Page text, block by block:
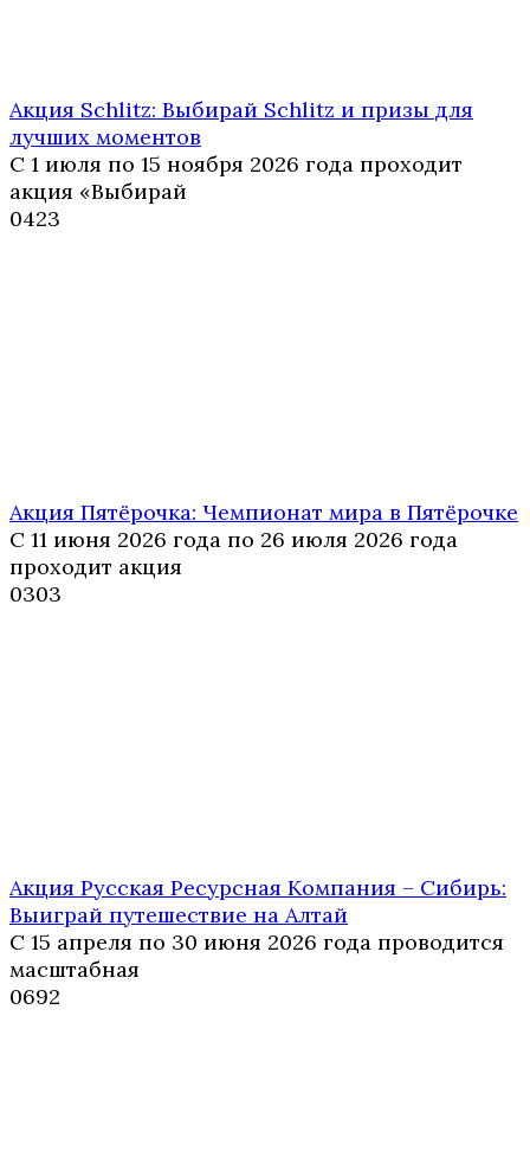
Акция Schlitz: Выбирай Schlitz и призы для
лучших моментов
С 1 июля по 15 ноября 2026 года проходит
акция «Выбирай
0423
Акция Пятёрочка: Чемпионат мира в Пятёрочке
С 11 июня 2026 года по 26 июля 2026 года
проходит акция
0303
Акция Русская Ресурсная Компания – Сибирь:
Выиграй путешествие на Алтай
С 15 апреля по 30 июня 2026 года проводится
масштабная
0692